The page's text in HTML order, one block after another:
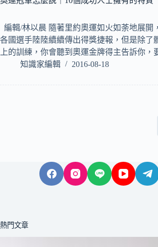
編輯/林以晨 隨著里約奧運如火如荼地展開
各國選手陸陸續續傳出得獎捷報，但是除了
上的訓練，你會聽到奧運金牌得主告訴你
知識家編輯
2016-08-18
熱門文章